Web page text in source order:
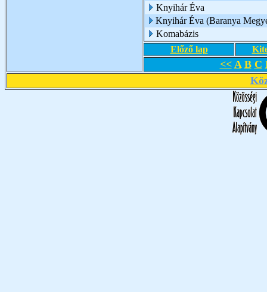
Knyihár Éva
Knyihár Éva (Baranya
Komabázis
Előző lap
<< A B C